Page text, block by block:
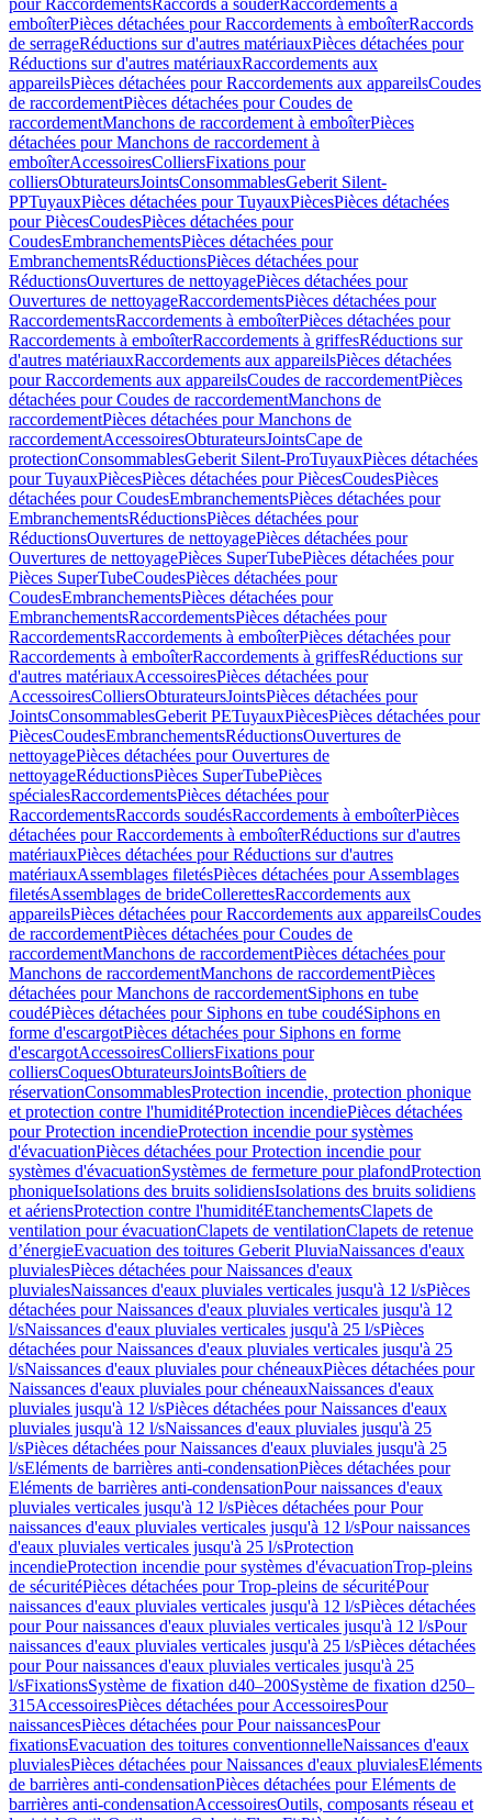
pour RaccordementsRaccords à souderRaccordements à
emboîterPièces détachées pour Raccordements à emboîterRaccords
de serrageRéductions sur d'autres matériauxPièces détachées pour
Réductions sur d'autres matériauxRaccordements aux
appareilsPièces détachées pour Raccordements aux appareilsCoudes
de raccordementPièces détachées pour Coudes de
raccordementManchons de raccordement à emboîterPièces
détachées pour Manchons de raccordement à
emboîterAccessoiresColliersFixations pour
colliersObturateursJointsConsommablesGeberit Silent-
PPTuyauxPièces détachées pour TuyauxPiècesPièces détachées
pour PiècesCoudesPièces détachées pour
CoudesEmbranchementsPièces détachées pour
EmbranchementsRéductionsPièces détachées pour
RéductionsOuvertures de nettoyagePièces détachées pour
Ouvertures de nettoyageRaccordementsPièces détachées pour
RaccordementsRaccordements à emboîterPièces détachées pour
Raccordements à emboîterRaccordements à griffesRéductions sur
d'autres matériauxRaccordements aux appareilsPièces détachées
pour Raccordements aux appareilsCoudes de raccordementPièces
détachées pour Coudes de raccordementManchons de
raccordementPièces détachées pour Manchons de
raccordementAccessoiresObturateursJointsCape de
protectionConsommablesGeberit Silent-ProTuyauxPièces détachées
pour TuyauxPiècesPièces détachées pour PiècesCoudesPièces
détachées pour CoudesEmbranchementsPièces détachées pour
EmbranchementsRéductionsPièces détachées pour
RéductionsOuvertures de nettoyagePièces détachées pour
Ouvertures de nettoyagePièces SuperTubePièces détachées pour
Pièces SuperTubeCoudesPièces détachées pour
CoudesEmbranchementsPièces détachées pour
EmbranchementsRaccordementsPièces détachées pour
RaccordementsRaccordements à emboîterPièces détachées pour
Raccordements à emboîterRaccordements à griffesRéductions sur
d'autres matériauxAccessoiresPièces détachées pour
AccessoiresColliersObturateursJointsPièces détachées pour
JointsConsommablesGeberit PETuyauxPiècesPièces détachées pour
PiècesCoudesEmbranchementsRéductionsOuvertures de
nettoyagePièces détachées pour Ouvertures de
nettoyageRéductionsPièces SuperTubePièces
spécialesRaccordementsPièces détachées pour
RaccordementsRaccords soudésRaccordements à emboîterPièces
détachées pour Raccordements à emboîterRéductions sur d'autres
matériauxPièces détachées pour Réductions sur d'autres
matériauxAssemblages filetésPièces détachées pour Assemblages
filetésAssemblages de brideCollerettesRaccordements aux
appareilsPièces détachées pour Raccordements aux appareilsCoudes
de raccordementPièces détachées pour Coudes de
raccordementManchons de raccordementPièces détachées pour
Manchons de raccordementManchons de raccordementPièces
détachées pour Manchons de raccordementSiphons en tube
coudéPièces détachées pour Siphons en tube coudéSiphons en
forme d'escargotPièces détachées pour Siphons en forme
d'escargotAccessoiresColliersFixations pour
colliersCoquesObturateursJointsBoîtiers de
réservationConsommablesProtection incendie, protection phonique
et protection contre l'humiditéProtection incendiePièces détachées
pour Protection incendieProtection incendie pour systèmes
d'évacuationPièces détachées pour Protection incendie pour
systèmes d'évacuationSystèmes de fermeture pour plafondProtection
phoniqueIsolations des bruits solidiensIsolations des bruits solidiens
et aériensProtection contre l'humiditéEtanchementsClapets de
ventilation pour évacuationClapets de ventilationClapets de retenue
d’énergieEvacuation des toitures Geberit PluviaNaissances d'eaux
pluvialesPièces détachées pour Naissances d'eaux
pluvialesNaissances d'eaux pluviales verticales jusqu'à 12 l/sPièces
détachées pour Naissances d'eaux pluviales verticales jusqu'à 12
l/sNaissances d'eaux pluviales verticales jusqu'à 25 l/sPièces
détachées pour Naissances d'eaux pluviales verticales jusqu'à 25
l/sNaissances d'eaux pluviales pour chéneauxPièces détachées pour
Naissances d'eaux pluviales pour chéneauxNaissances d'eaux
pluviales jusqu'à 12 l/sPièces détachées pour Naissances d'eaux
pluviales jusqu'à 12 l/sNaissances d'eaux pluviales jusqu'à 25
l/sPièces détachées pour Naissances d'eaux pluviales jusqu'à 25
l/sEléments de barrières anti-condensationPièces détachées pour
Eléments de barrières anti-condensationPour naissances d'eaux
pluviales verticales jusqu'à 12 l/sPièces détachées pour Pour
naissances d'eaux pluviales verticales jusqu'à 12 l/sPour naissances
d'eaux pluviales verticales jusqu'à 25 l/sProtection
incendieProtection incendie pour systèmes d'évacuationTrop-pleins
de sécuritéPièces détachées pour Trop-pleins de sécuritéPour
naissances d'eaux pluviales verticales jusqu'à 12 l/sPièces détachées
pour Pour naissances d'eaux pluviales verticales jusqu'à 12 l/sPour
naissances d'eaux pluviales verticales jusqu'à 25 l/sPièces détachées
pour Pour naissances d'eaux pluviales verticales jusqu'à 25
l/sFixationsSystème de fixation d40–200Système de fixation d250–
315AccessoiresPièces détachées pour AccessoiresPour
naissancesPièces détachées pour Pour naissancesPour
fixationsEvacuation des toitures conventionnelleNaissances d'eaux
pluvialesPièces détachées pour Naissances d'eaux pluvialesEléments
de barrières anti-condensationPièces détachées pour Eléments de
barrières anti-condensationAccessoiresOutils, composants réseau et